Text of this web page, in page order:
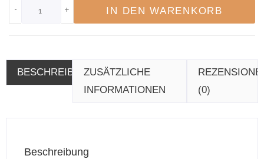
- + IN DEN WARENKORB
BESCHREIBUNGZUSÄTZLICHE
INFORMATIONEN
(0)
Beschreibung